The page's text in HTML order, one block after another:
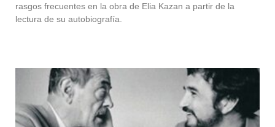
rasgos frecuentes en la obra de Elia Kazan a partir de la
lectura de su autobiografía.